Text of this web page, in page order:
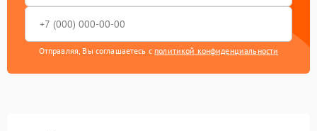
Отправляя, Вы соглашаетесь с политикой конфиденциальности